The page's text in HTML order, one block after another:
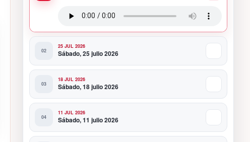
Presidente Abinader viaja a Colombia para
25 JUL 2026
Sábado, 25 julio 2026
18 JUL 2026
Sábado, 18 julio 2026
11 JUL 2026
Sábado, 11 julio 2026